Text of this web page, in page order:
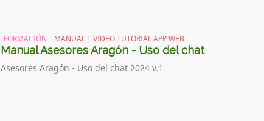
FORMACIÓN MANUAL | VÍDEO TUTORIAL APP WEB
Manual Asesores Aragón - Uso del chat
Asesores Aragón - Uso del chat 2024 v.1